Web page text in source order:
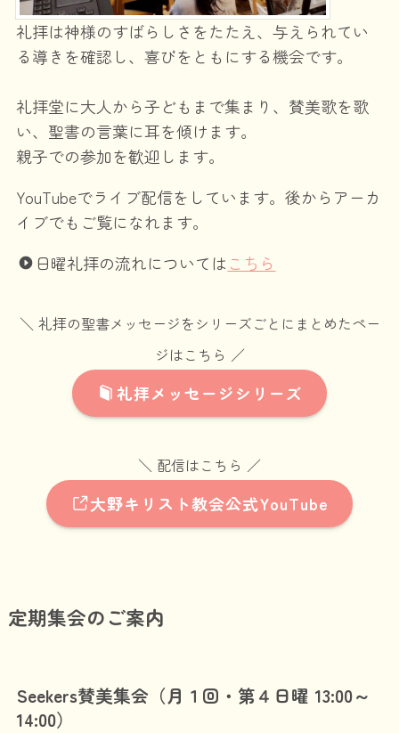
礼拝は神様のすばらしさをたたえ、与えられてい
る導きを確認し、喜びをともにする機会です。
礼拝堂に大人から子どもまで集まり、賛美歌を歌
い、聖書の言葉に耳を傾けます。
親子での参加を歓迎します。
YouTubeでライブ配信をしています。後からアーカ
イブでもご覧になれます。
日曜礼拝の流れについては こちら
＼ 礼拝の聖書メッセージをシリーズごとにまとめたペー
ジはこちら ／
礼拝メッセージシリーズ
＼ 配信はこちら ／
大野キリスト教会公式YouTube
定期集会のご案内
Seekers賛美集会（月１回・第４日曜 13:00～
14:00）